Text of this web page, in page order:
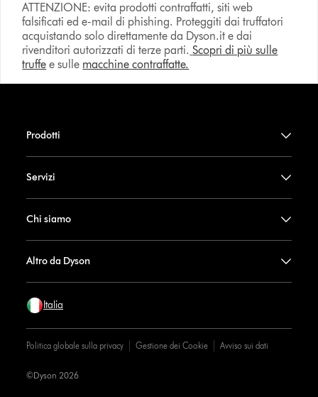
ATTENZIONE: evita prodotti contraffatti, siti web
falsificati ed e-mail di phishing. Proteggiti dai truffatori
acquistando solo direttamente da Dyson.it e dai
rivenditori autorizzati di terze parti. Scopri di più sulle
truffe e sulle macchine contraffatte.
Prodotti
Servizi
Chi siamo
Altro da Dyson
Italia
Politica globale sulla privacy Gestione dei Cookie Avviso sui dati
©Dyson 2026